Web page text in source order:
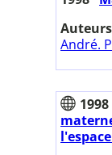
André.
1998